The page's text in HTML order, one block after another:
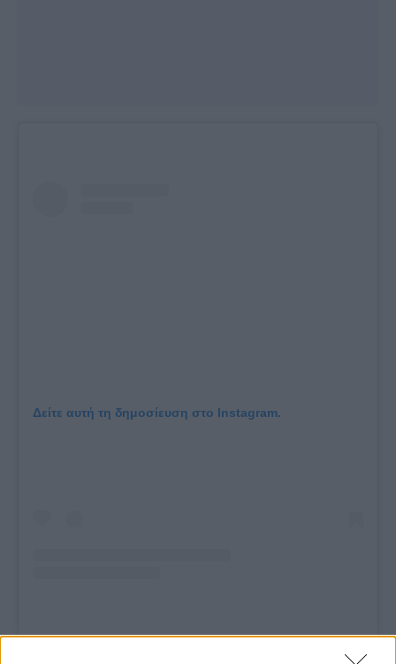
Δείτε αυτή τη δημοσίευση στο Instagram.